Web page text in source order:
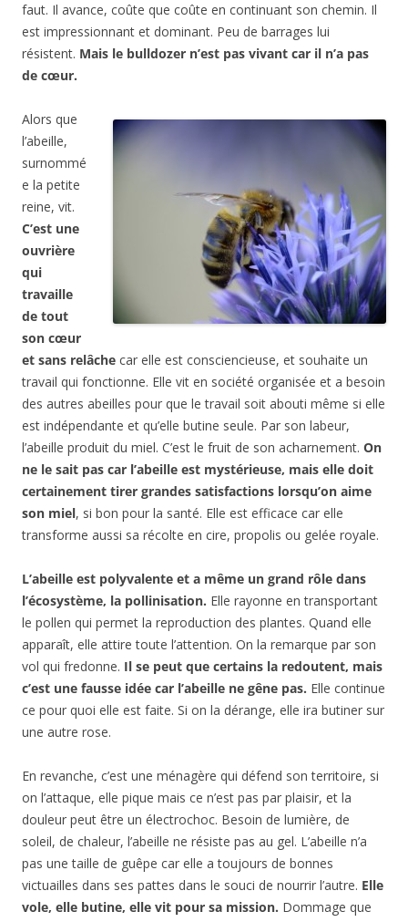
faut. Il avance, coûte que coûte en continuant son chemin. Il
est impressionnant et dominant. Peu de barrages lui
résistent. Mais le bulldozer n’est pas vivant car il n’a pas
de cœur.
Alors que
l’abeille,
surnommé
e la petite
reine, vit.
C’est une
ouvrière
qui
travaille
de tout
son cœur
et sans relâche car elle est consciencieuse, et souhaite un
travail qui fonctionne. Elle vit en société organisée et a besoin
des autres abeilles pour que le travail soit abouti même si elle
est indépendante et qu’elle butine seule. Par son labeur,
l’abeille produit du miel. C’est le fruit de son acharnement. On
ne le sait pas car l’abeille est mystérieuse, mais elle doit
certainement tirer grandes satisfactions lorsqu’on aime
son miel, si bon pour la santé. Elle est efficace car elle
transforme aussi sa récolte en cire, propolis ou gelée royale.
L’abeille est polyvalente et a même un grand rôle dans
l’écosystème, la pollinisation. Elle rayonne en transportant
le pollen qui permet la reproduction des plantes. Quand elle
apparaît, elle attire toute l’attention. On la remarque par son
vol qui fredonne. Il se peut que certains la redoutent, mais
c’est une fausse idée car l’abeille ne gêne pas. Elle continue
ce pour quoi elle est faite. Si on la dérange, elle ira butiner sur
une autre rose.
En revanche, c’est une ménagère qui défend son territoire, si
on l’attaque, elle pique mais ce n’est pas par plaisir, et la
douleur peut être un électrochoc. Besoin de lumière, de
soleil, de chaleur, l’abeille ne résiste pas au gel. L’abeille n’a
pas une taille de guêpe car elle a toujours de bonnes
victuailles dans ses pattes dans le souci de nourrir l’autre. Elle
vole, elle butine, elle vit pour sa mission. Dommage que